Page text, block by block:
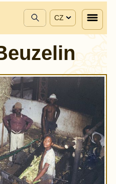
CZ